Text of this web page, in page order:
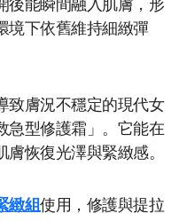
後能瞬間融入肌膚，形
境下依舊維持細緻彈
致膚況不穩定的現代女
急型修護霜」。它能在
恢復光澤與緊緻感。
緻組使用，修護與提拉